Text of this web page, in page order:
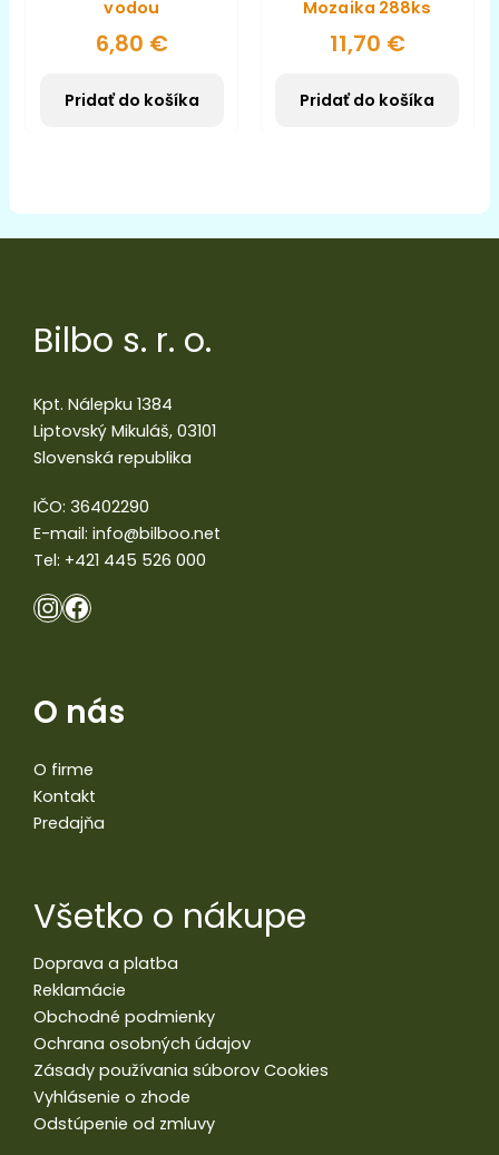
vodou
6,80 €
Pridať do košíka
Mozaika 288ks
11,70 €
Pridať do košíka
Bilbo s. r. o.
Kpt. Nálepku 1384
Liptovský Mikuláš, 03101
Slovenská republika
IČO: 36402290
E-mail: info@bilboo.net
Tel: +421 445 526 000
O nás
O firme
Kontakt
Predajňa
Všetko o nákupe
Doprava a platba
Reklamácie
Obchodné podmienky
Ochrana osobných údajov
Zásady používania súborov Cookies
Vyhlásenie o zhode
Odstúpenie od zmluvy